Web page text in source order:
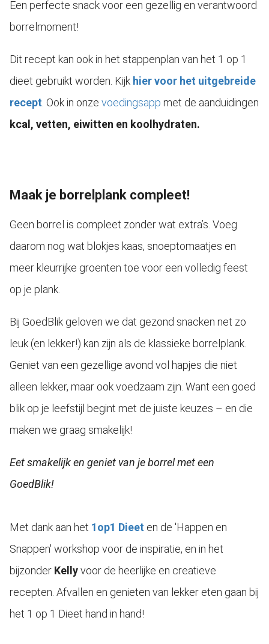
Een perfecte snack voor een gezellig en verantwoord
borrelmoment!
Dit recept kan ook in het stappenplan van het 1 op 1
dieet gebruikt worden. Kijk hier voor het uitgebreide
recept. Ook in onze voedingsapp met de aanduidingen
kcal, vetten, eiwitten en koolhydraten.
Maak je borrelplank compleet!
Geen borrel is compleet zonder wat extra’s. Voeg
daarom nog wat blokjes kaas, snoeptomaatjes en
meer kleurrijke groenten toe voor een volledig feest
op je plank.
Bij GoedBlik geloven we dat gezond snacken net zo
leuk (en lekker!) kan zijn als de klassieke borrelplank.
Geniet van een gezellige avond vol hapjes die niet
alleen lekker, maar ook voedzaam zijn. Want een goed
blik op je leefstijl begint met de juiste keuzes – en die
maken we graag smakelijk!
Eet smakelijk en geniet van je borrel met een
GoedBlik!
Met dank aan het 1op1 Dieet en de 'Happen en
Snappen' workshop voor de inspiratie, en in het
bijzonder Kellyvoor de heerlijke en creatieve
recepten. Afvallen en genieten van lekker eten gaan bij
het 1 op 1 Dieet hand in hand!